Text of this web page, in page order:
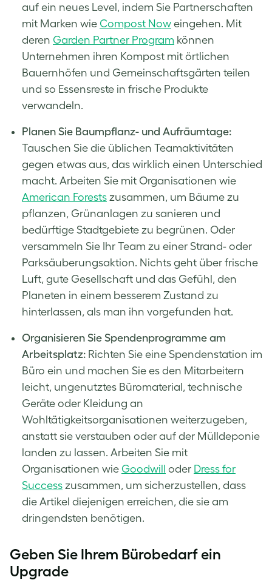
auf ein neues Level, indem Sie Partnerschaften
mit Marken wie Compost Now eingehen. Mit
deren Garden Partner Program können
Unternehmen ihren Kompost mit örtlichen
Bauernhöfen und Gemeinschaftsgärten teilen
und so Essensreste in frische Produkte
verwandeln.
Planen Sie Baumpflanz- und Aufräumtage:
Tauschen Sie die üblichen Teamaktivitäten
gegen etwas aus, das wirklich einen Unterschied
macht. Arbeiten Sie mit Organisationen wie
American Forests zusammen, um Bäume zu
pflanzen, Grünanlagen zu sanieren und
bedürftige Stadtgebiete zu begrünen. Oder
versammeln Sie Ihr Team zu einer Strand- oder
Parksäuberungsaktion. Nichts geht über frische
Luft, gute Gesellschaft und das Gefühl, den
Planeten in einem besserem Zustand zu
hinterlassen, als man ihn vorgefunden hat.
Organisieren Sie Spendenprogramme am
Arbeitsplatz: Richten Sie eine Spendenstation im
Büro ein und machen Sie es den Mitarbeitern
leicht, ungenutztes Büromaterial, technische
Geräte oder Kleidung an
Wohltätigkeitsorganisationen weiterzugeben,
anstatt sie verstauben oder auf der Mülldeponie
landen zu lassen. Arbeiten Sie mit
Organisationen wie Goodwill oder Dress for
Success zusammen, um sicherzustellen, dass
die Artikel diejenigen erreichen, die sie am
dringendsten benötigen.
Geben Sie Ihrem Bürobedarf ein
Upgrade